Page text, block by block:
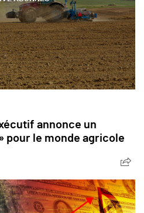
annonce un
pour le monde agricole